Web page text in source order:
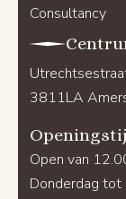
Consultancy
3811LA
Open van
Donderdag